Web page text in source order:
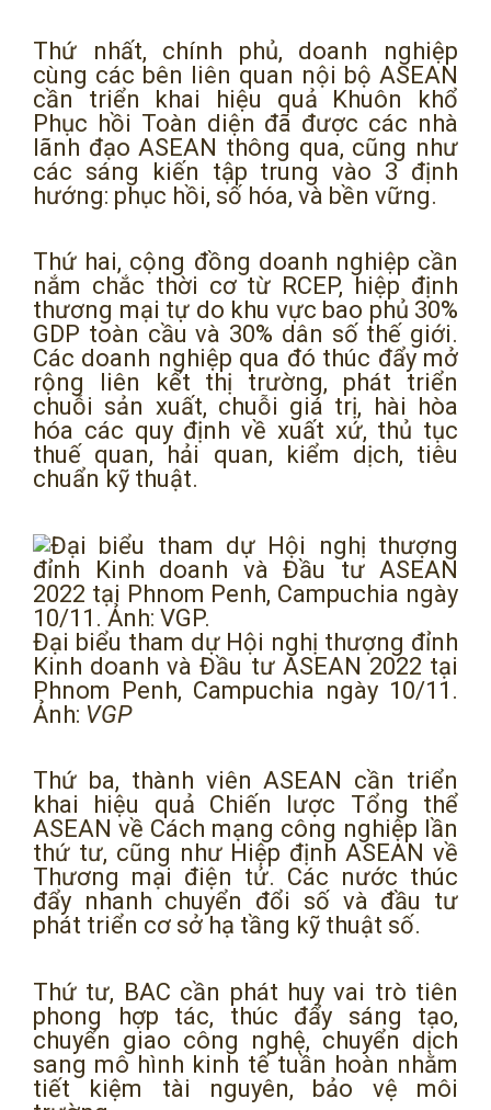
Thứ nhất, chính phủ, doanh nghiệp
cùng các bên liên quan nội bộ ASEAN
cần triển khai hiệu quả Khuôn khổ
Phục hồi Toàn diện đã được các nhà
lãnh đạo ASEAN thông qua, cũng như
các sáng kiến tập trung vào 3 định
hướng: phục hồi, số hóa, và bền vững.
Thứ hai, cộng đồng doanh nghiệp cần
nắm chắc thời cơ từ RCEP, hiệp định
thương mại tự do khu vực bao phủ 30%
GDP toàn cầu và 30% dân số thế giới.
Các doanh nghiệp qua đó thúc đẩy mở
rộng liên kết thị trường, phát triển
chuỗi sản xuất, chuỗi giá trị, hài hòa
hóa các quy định về xuất xứ, thủ tục
thuế quan, hải quan, kiểm dịch, tiêu
chuẩn kỹ thuật.
Đại biểu tham dự Hội nghị thượng đỉnh
Kinh doanh và Đầu tư ASEAN 2022 tại
Phnom Penh, Campuchia ngày 10/11.
Ảnh: VGP
Thứ ba, thành viên ASEAN cần triển
khai hiệu quả Chiến lược Tổng thể
ASEAN về Cách mạng công nghiệp lần
thứ tư, cũng như Hiệp định ASEAN về
Thương mại điện tử. Các nước thúc
đẩy nhanh chuyển đổi số và đầu tư
phát triển cơ sở hạ tầng kỹ thuật số.
Thứ tư, BAC cần phát huy vai trò tiên
phong hợp tác, thúc đẩy sáng tạo,
chuyển giao công nghệ, chuyển dịch
sang mô hình kinh tế tuần hoàn nhằm
tiết kiệm tài nguyên, bảo vệ môi